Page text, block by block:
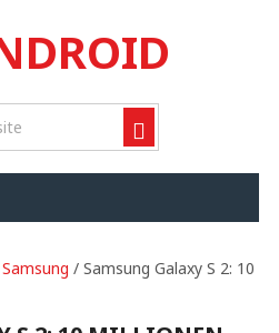
Samsung / Samsung Galaxy S 2: 10